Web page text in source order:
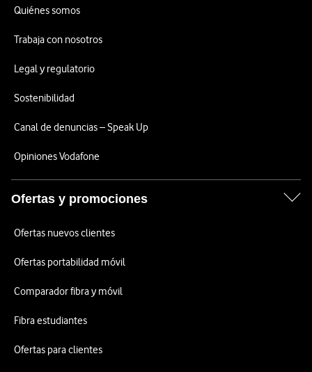
Quiénes somos
Trabaja con nosotros
Legal y regulatorio
Sostenibilidad
Canal de denuncias – Speak Up
Opiniones Vodafone
Ofertas y promociones
Ofertas nuevos clientes
Ofertas portabilidad móvil
Comparador fibra y móvil
Fibra estudiantes
Ofertas para clientes